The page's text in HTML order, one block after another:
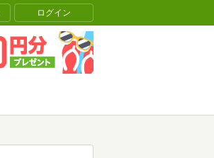
ログイン